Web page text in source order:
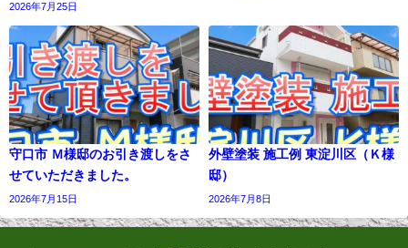
2026年7月25日
守口市 Ｍ様邸のお引き渡しをさ
せていただきました。
2026年7月15日
外壁塗装 施工例 東淀川区（Ｋ様
邸）
2026年7月8日